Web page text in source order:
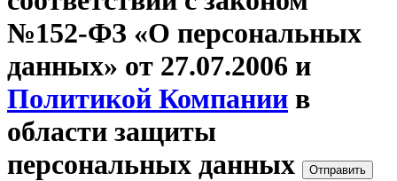
№152-ФЗ «О персональных
данных» от 27.07.2006 и
Политикой Компании в
области защиты
персональных данных
Отправить